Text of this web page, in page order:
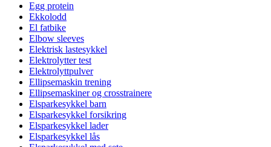
Egg protein
Ekkolodd
El fatbike
Elbow sleeves
Elektrisk lastesykkel
Elektrolytter test
Elektrolyttpulver
Ellipsemaskin trening
Ellipsemaskiner og crosstrainere
Elsparkesykkel barn
Elsparkesykkel forsikring
Elsparkesykkel lader
Elsparkesykkel lås